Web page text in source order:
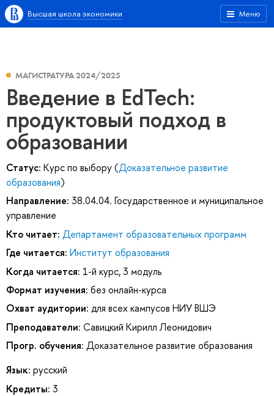
Меню
Высшая школа экономики
МАГИСТРАТУРА 2024/2025
Введение в EdTech:
продуктовый подход в
образовании
Статус: Курс по выбору (Доказательное развитие
образования)
Направление: 38.04.04. Государственное и муниципальное
управление
Кто читает: Департамент образовательных программ
Где читается: Институт образования
Когда читается: 1-й курс, 3 модуль
Формат изучения: без онлайн-курса
Охват аудитории: для всех кампусов НИУ ВШЭ
Преподаватели: Савицкий Кирилл Леонидович
Прогр. обучения: Доказательное развитие образования
Язык: русский
Кредиты: 3